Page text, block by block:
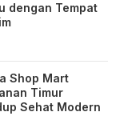
dengan Tempat
Shop Mart
Timur
Sehat Modern